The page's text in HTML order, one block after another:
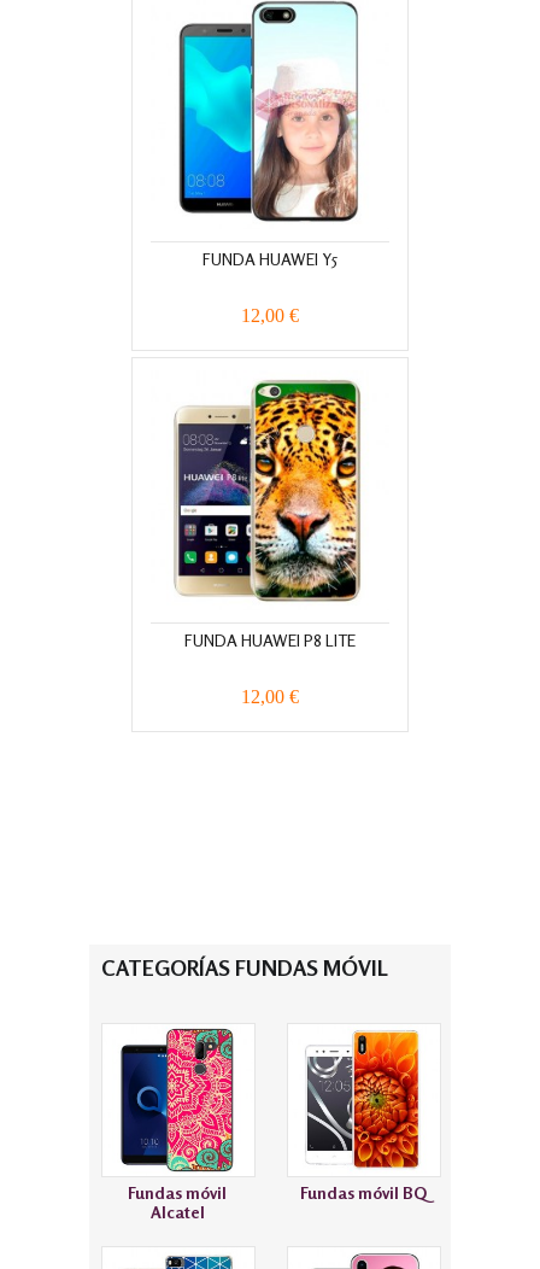
FUNDA HUAWEI Y5
12,00 €
FUNDA HUAWEI P8 LITE
12,00 €
CATEGORÍAS FUNDAS MÓVIL
Fundas móvil
Alcatel
Fundas móvil BQ